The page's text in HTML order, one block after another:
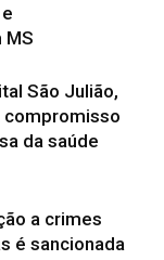
MS
São Julião,
compromisso
da saúde
a crimes
é sancionada